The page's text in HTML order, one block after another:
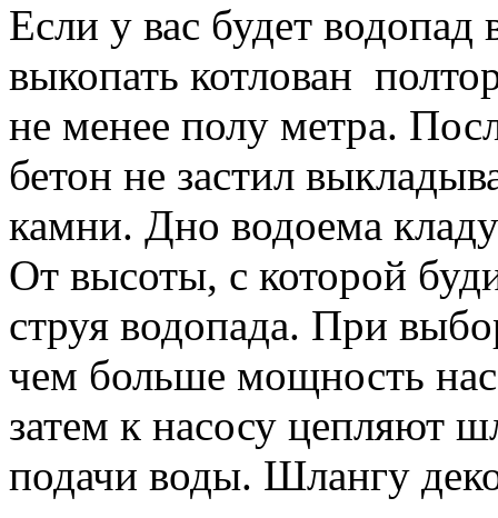
Если у вас будет
выкопать котлован
не менее полу метра.
бетон не застил
камни. Дно водоема
От высоты, с которой
струя водопада. При
чем больше мощность
затем к насосу цепляют
подачи воды. Шлангу